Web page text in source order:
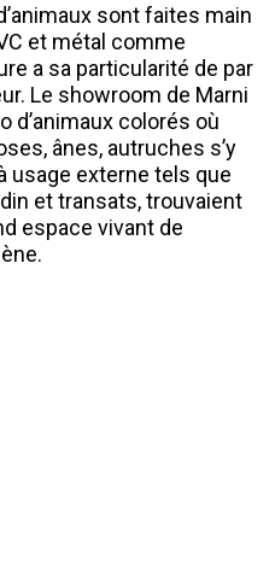
sont faites main
et métal comme
a sa particularité de par
Le showroom de Marni
d’animaux colorés où
ânes, autruches s’y
usage externe tels que
et transats, trouvaient
espace vivant de